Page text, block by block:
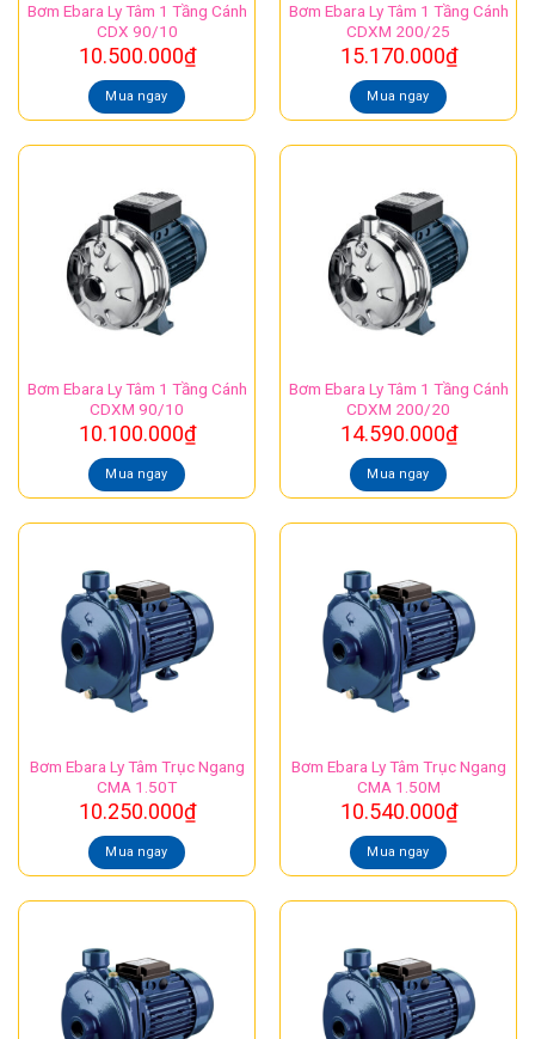
Bơm Ebara Ly Tâm 1 Tầng Cánh
CDX 90/10
10.500.000₫
Mua ngay
Bơm Ebara Ly Tâm 1 Tầng Cánh
CDXM 200/25
15.170.000₫
Mua ngay
Bơm Ebara Ly Tâm 1 Tầng Cánh
CDXM 90/10
10.100.000₫
Mua ngay
Bơm Ebara Ly Tâm 1 Tầng Cánh
CDXM 200/20
14.590.000₫
Mua ngay
Bơm Ebara Ly Tâm Trục Ngang
CMA 1.50T
10.250.000₫
Mua ngay
Bơm Ebara Ly Tâm Trục Ngang
CMA 1.50M
10.540.000₫
Mua ngay